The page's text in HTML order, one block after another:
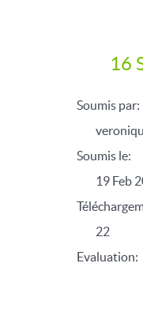
16
Soumis par:
Soumis le:
19 Feb
22
Evaluation: